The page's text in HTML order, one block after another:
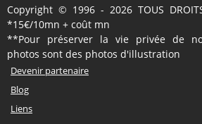
Copyright © 1996 - 2026 TOUS
*15€/10mn + coût mn
**Pour préserver la vie privée de
photos sont des photos d'illustration
Devenir partenaire
Blog
Liens